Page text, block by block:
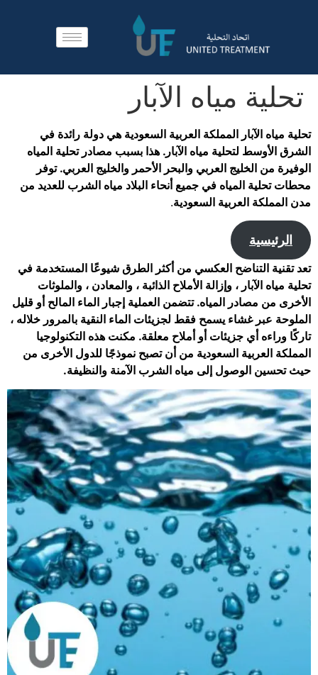
تحلية مياه الآبار
تحلية مياه الآبار المملكة العربية السعودية هي دولة رائدة في
الشرق الأوسط لتحلية مياه الآبار. هذا بسبب مصادر تحلية المياه
الوفيرة من الخليج العربي والبحر الأحمر والخليج العربي. توفر
محطات تحلية المياه في جميع أنحاء البلاد مياه الشرب للعديد من
مدن المملكة العربية السعودية.
الرئيسية
تعد تقنية التناضح العكسي من أكثر الطرق شيوعًا المستخدمة في
تحلية مياه الآبار ، وإزالة الأملاح الذائبة ، والمعادن ، والملوثات
الأخرى من مصادر المياه. تتضمن العملية إجبار الماء المالح أو قليل
الملوحة عبر غشاء يسمح فقط لجزيئات الماء النقية بالمرور خلاله ،
تاركًا وراءه أي جزيئات أو أملاح معلقة. مكنت هذه التكنولوجيا
المملكة العربية السعودية من أن تصبح نموذجًا للدول الأخرى من
حيث تحسين الوصول إلى مياه الشرب الآمنة والنظيفة.